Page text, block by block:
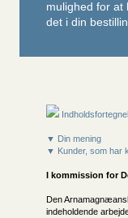
mulighed for at
det i din
▼ Din mening
▼ Kunder, som har
I kommission for
Den
indeholdende